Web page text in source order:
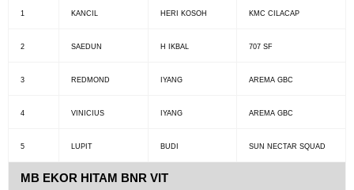
1 KANCIL HERI KOSOH KMC CILACAP
2 SAEDUN H IKBAL 707 SF
3 REDMOND IYANG AREMA GBC
4 VINICIUS IYANG AREMA GBC
5 LUPIT BUDI SUN NECTAR SQUAD
MB EKOR HITAM BNR VIT